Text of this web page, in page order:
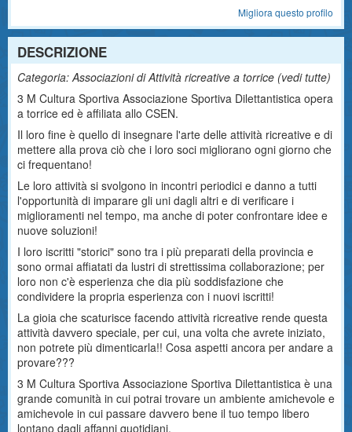
Migliora questo profilo
DESCRIZIONE
Categoria: Associazioni di Attività ricreative a torrice (vedi tutte)
3 M Cultura Sportiva Associazione Sportiva Dilettantistica opera
a torrice ed è affiliata allo CSEN.
Il loro fine è quello di insegnare l'arte delle attività ricreative e di
mettere alla prova ciò che i loro soci migliorano ogni giorno che
ci frequentano!
Le loro attività si svolgono in incontri periodici e danno a tutti
l'opportunità di imparare gli uni dagli altri e di verificare i
miglioramenti nel tempo, ma anche di poter confrontare idee e
nuove soluzioni!
I loro iscritti "storici" sono tra i più preparati della provincia e
sono ormai affiatati da lustri di strettissima collaborazione; per
loro non c'è esperienza che dia più soddisfazione che
condividere la propria esperienza con i nuovi iscritti!
La gioia che scaturisce facendo attività ricreative rende questa
attività davvero speciale, per cui, una volta che avrete iniziato,
non potrete più dimenticarla!! Cosa aspetti ancora per andare a
provare???
3 M Cultura Sportiva Associazione Sportiva Dilettantistica è una
grande comunità in cui potrai trovare un ambiente amichevole e
amichevole in cui passare davvero bene il tuo tempo libero
lontano dagli affanni quotidiani.